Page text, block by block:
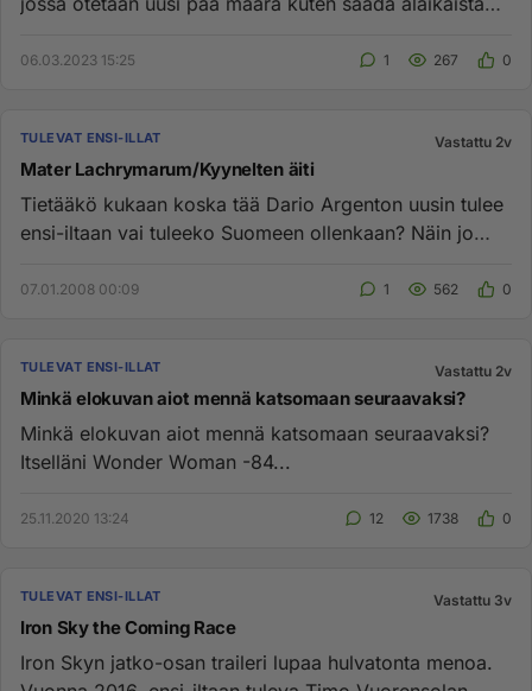
06.03.2023 15:25 1 267 0
TULEVAT ENSI-ILLAT Vastattu 2v
Mater Lachrymarum/Kyynelten äiti
Tietääkö kukaan koska tää Dario Argenton uusin tulee
ensi-iltaan vai tuleeko Suomeen ollenkaan? Näin jo
07.01.2008 00:09 1 562 0
TULEVAT ENSI-ILLAT Vastattu 2v
Minkä elokuvan aiot mennä katsomaan seuraavaksi?
Minkä elokuvan aiot mennä katsomaan seuraavaksi?
Itselläni Wonder Woman -84...
25.11.2020 13:24 12 1738 0
TULEVAT ENSI-ILLAT Vastattu 3v
Iron Sky the Coming Race
Iron Skyn jatko-osan traileri lupaa hulvatonta menoa.